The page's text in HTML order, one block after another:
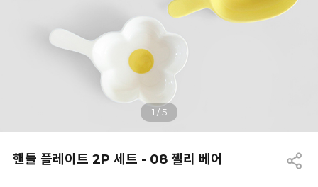
1 /5
핸들 플레이트 2P 세트 - 08 젤리 베어